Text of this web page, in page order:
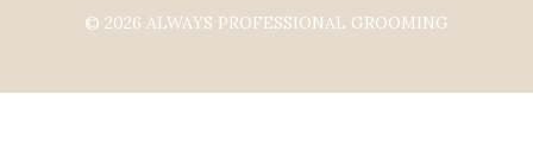
© 2026 ALWAYS PROFESSIONAL GROOMING